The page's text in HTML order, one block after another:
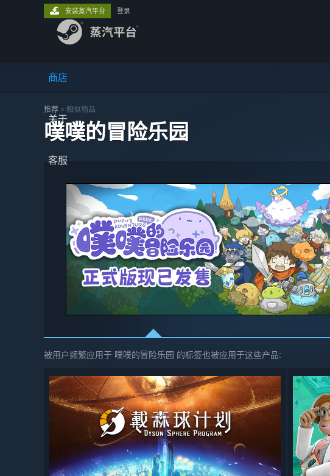
商店
关于
客服
安装蒸汽平台 登录
推荐 > 相似物品
噗噗的冒险乐园
被用户频繁应用于 噗噗的冒险乐园 的标签也被应用于这些产品: